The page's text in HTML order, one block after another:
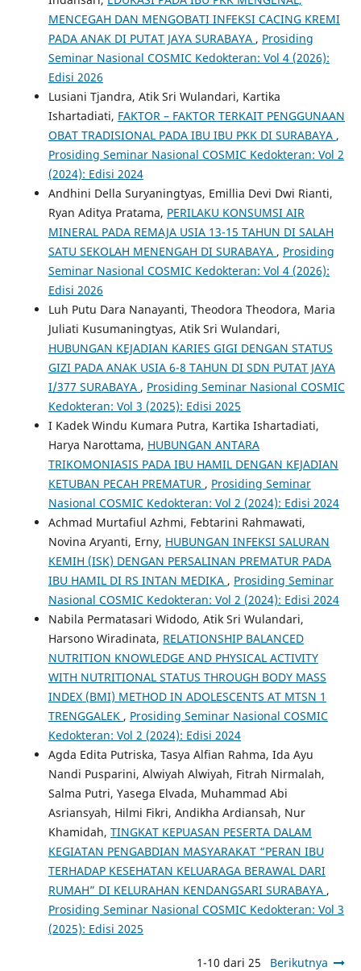
MENCEGAH DAN MENGOBATI INFEKSI CACING KREMI
PADA ANAK DI PUTAT JAYA SURABAYA , Prosiding
Seminar Nasional COSMIC Kedokteran: Vol 4 (2026):
Edisi 2026
Lusiani Tjandra, Atik Sri Wulandari, Kartika
Ishartadiati, FAKTOR – FAKTOR TERKAIT PENGGUNAAN
OBAT TRADISIONAL PADA IBU IBU PKK DI SURABAYA ,
Prosiding Seminar Nasional COSMIC Kedokteran: Vol 2
(2024): Edisi 2024
Andhini Della Suryaningtyas, Emillia Devi Dwi Rianti,
Ryan Aditya Pratama, PERILAKU KONSUMSI AIR
MINERAL PADA REMAJA USIA 13-15 TAHUN DI SALAH
SATU SEKOLAH MENENGAH DI SURABAYA , Prosiding
Seminar Nasional COSMIC Kedokteran: Vol 4 (2026):
Edisi 2026
Luh Putu Dara Nanayanti, Theodora Theodora, Maria
Juliati Kusumaningtyas, Atik Sri Wulandari,
HUBUNGAN KEJADIAN KARIES GIGI DENGAN STATUS
GIZI PADA ANAK USIA 6-8 TAHUN DI SDN PUTAT JAYA
I/377 SURABAYA , Prosiding Seminar Nasional COSMIC
Kedokteran: Vol 3 (2025): Edisi 2025
I Kadek Windu Kumara Putra, Kartika Ishartadiati,
Harya Narottama, HUBUNGAN ANTARA
TRIKOMONIASIS PADA IBU HAMIL DENGAN KEJADIAN
KETUBAN PECAH PREMATUR , Prosiding Seminar
Nasional COSMIC Kedokteran: Vol 2 (2024): Edisi 2024
Achmad Murtafiul Azhmi, Febtarini Rahmawati,
Novina Aryanti, Erny, HUBUNGAN INFEKSI SALURAN
KEMIH (ISK) DENGAN PERSALINAN PREMATUR PADA
IBU HAMIL DI RS INTAN MEDIKA , Prosiding Seminar
Nasional COSMIC Kedokteran: Vol 2 (2024): Edisi 2024
Nabila Permatasari Widodo, Atik Sri Wulandari,
Harsono Wiradinata, RELATIONSHIP BALANCED
NUTRITION KNOWLEDGE AND PHYSICAL ACTIVITY
WITH NUTRITIONAL STATUS THROUGH BODY MASS
INDEX (BMI) METHOD IN ADOLESCENTS AT MTSN 1
TRENGGALEK , Prosiding Seminar Nasional COSMIC
Kedokteran: Vol 2 (2024): Edisi 2024
Agda Edita Putriska, Tasya Alfian Rahma, Ida Ayu
Nandi Pusparini, Alwiyah Alwiyah, Fitrah Nirmalah,
Salma Putri, Yasega Elvada, Muhammad Abi
Asriansyah, Hilmi Fikri, Andikha Ardiansah, Nur
Khamidah, TINGKAT KEPUASAN PESERTA DALAM
KEGIATAN PENGABDIAN MASYARAKAT “PERAN IBU
TERHADAP KESEHATAN KELUARAGA BERAWAL DARI
RUMAH” DI KELURAHAN KENDANGSARI SURABAYA ,
Prosiding Seminar Nasional COSMIC Kedokteran: Vol 3
(2025): Edisi 2025
1-10 dari 25 Berikutnya